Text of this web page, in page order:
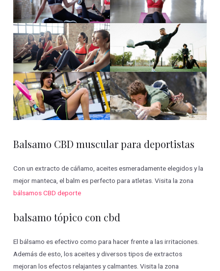
Balsamo CBD muscular para deportistas
Con un extracto de cáñamo, aceites esmeradamente elegidos y la
mejor manteca, el balm es perfecto para atletas. Visita la zona
bálsamos CBD deporte
balsamo tópico con cbd
El bálsamo es efectivo como para hacer frente a las irritaciones.
Además de esto, los aceites y diversos tipos de extractos
mejoran los efectos relajantes y calmantes. Visita la zona